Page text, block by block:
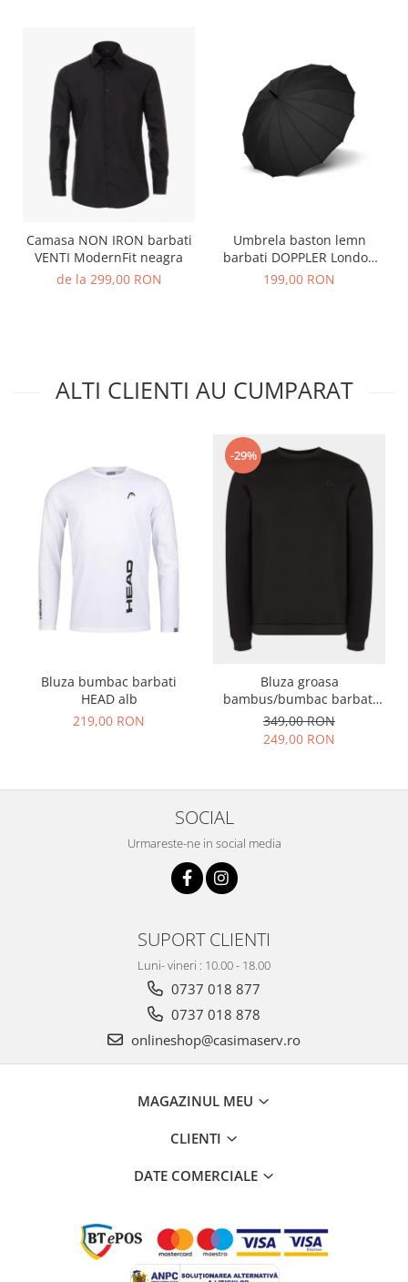
Camasa NON IRON barbati
VENTI ModernFit neagra
de la 299,00 RON
Umbrela baston lemn
barbati DOPPLER London
negru
199,00 RON
ALTI CLIENTI AU CUMPARAT
Bluza bumbac barbati
HEAD alb
219,00 RON
-29%
Bluza groasa
bambus/bumbac barbati
VIKING ESCAPE negru
349,00 RON
249,00 RON
SOCIAL
Urmareste-ne in social media
SUPORT CLIENTI
Luni- vineri : 10.00 - 18.00
0737 018 877
0737 018 878
onlineshop@casimaserv.ro
MAGAZINUL MEU
CLIENTI
DATE COMERCIALE